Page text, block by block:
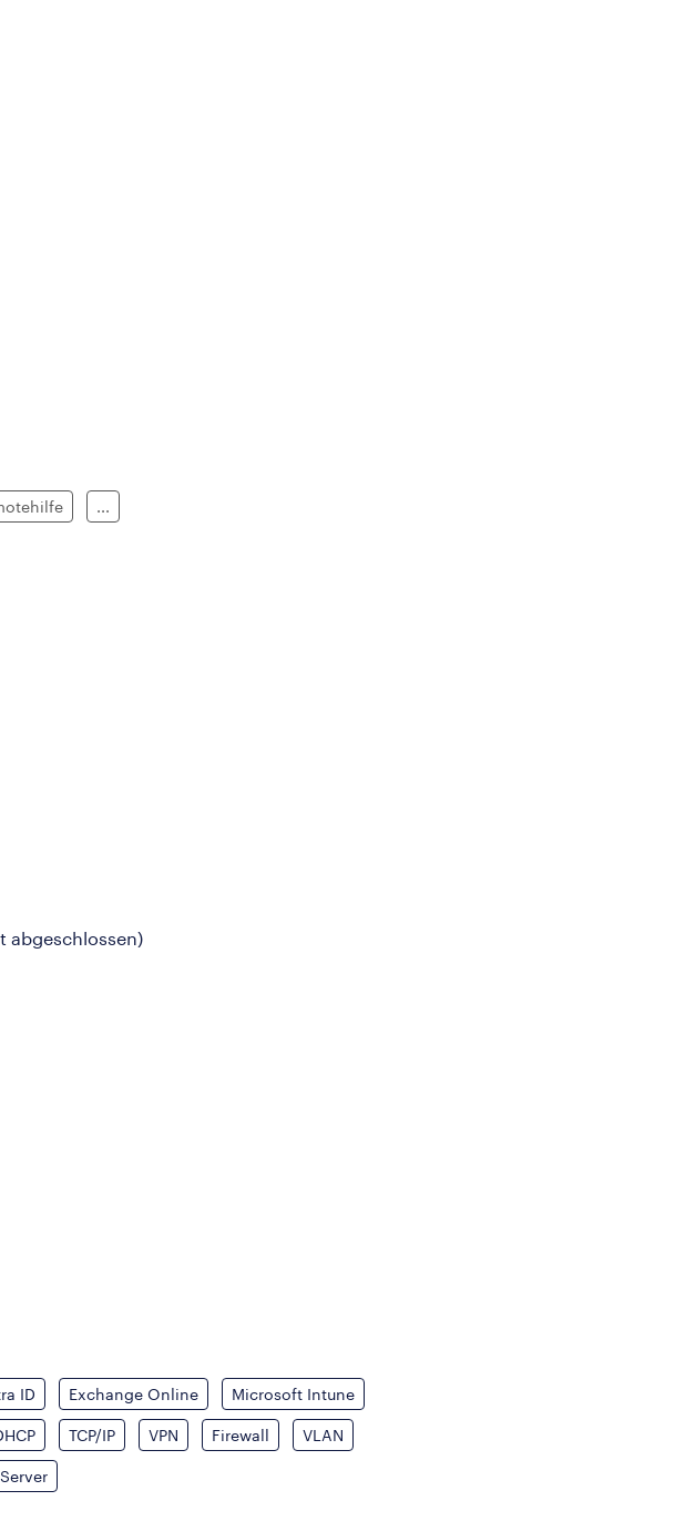
...
abgeschlossen)
ID Exchange Online Microsoft Intune
TCP/IP VPN Firewall VLAN